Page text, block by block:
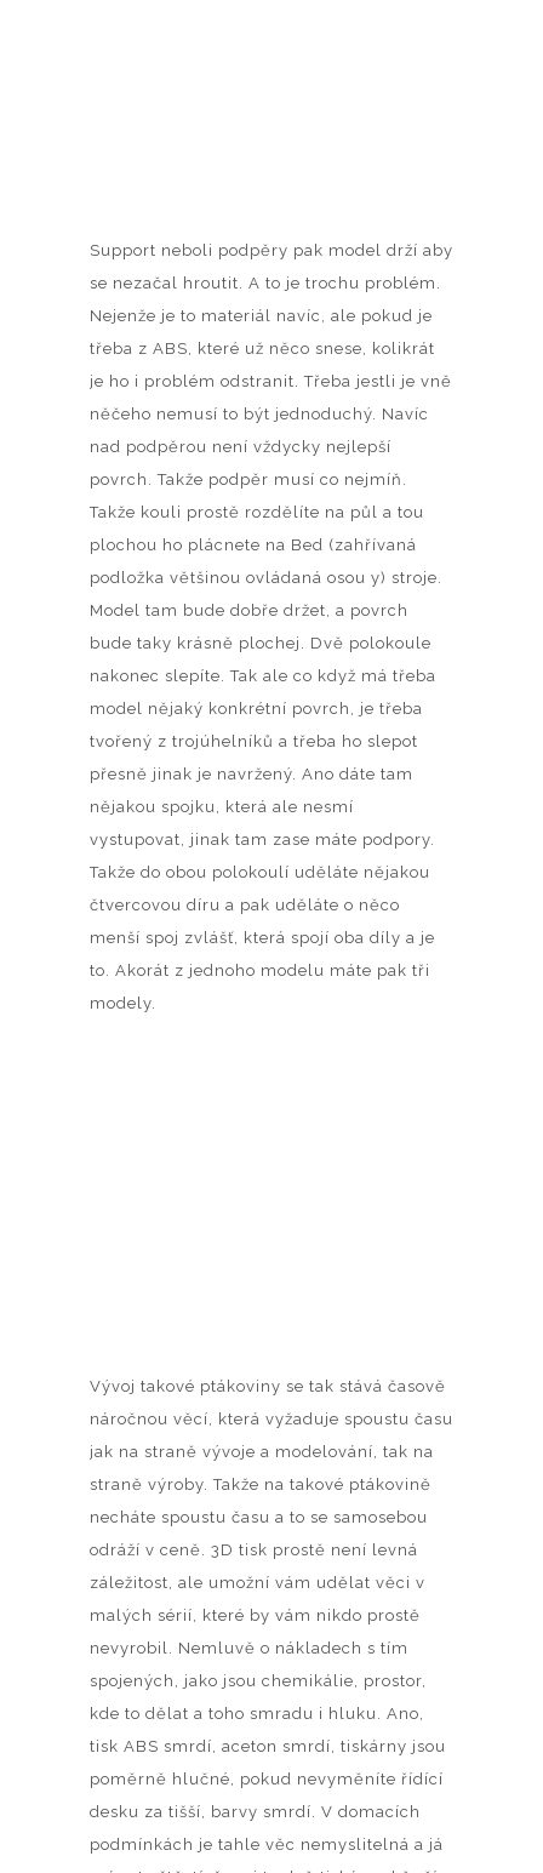
Support neboli podpěry pak model drží aby
se nezačal hroutit. A to je trochu problém.
Nejenže je to materiál navíc, ale pokud je
třeba z ABS, které už něco snese, kolikrát
je ho i problém odstranit. Třeba jestli je vně
něčeho nemusí to být jednoduchý. Navíc
nad podpěrou není vždycky nejlepší
povrch. Takže podpěr musí co nejmíň.
Takže kouli prostě rozdělíte na půl a tou
plochou ho plácnete na Bed (zahřívaná
podložka většinou ovládaná osou y) stroje.
Model tam bude dobře držet, a povrch
bude taky krásně plochej. Dvě polokoule
nakonec slepíte. Tak ale co když má třeba
model nějaký konkrétní povrch, je třeba
tvořený z trojúhelníků a třeba ho slepot
přesně jinak je navržený. Ano dáte tam
nějakou spojku, která ale nesmí
vystupovat, jinak tam zase máte podpory.
Takže do obou polokoulí uděláte nějakou
čtvercovou díru a pak uděláte o něco
menší spoj zvlášť, která spojí oba díly a je
to. Akorát z jednoho modelu máte pak tři
modely.
Vývoj takové ptákoviny se tak stává časově
náročnou věcí, která vyžaduje spoustu času
jak na straně vývoje a modelování, tak na
straně výroby. Takže na takové ptákovině
necháte spoustu času a to se samosebou
odráží v ceně. 3D tisk prostě není levná
záležitost, ale umožní vám udělat věci v
malých sérií, které by vám nikdo prostě
nevyrobil. Nemluvě o nákladech s tím
spojených, jako jsou chemikálie, prostor,
kde to dělat a toho smradu i hluku. Ano,
tisk ABS smrdí, aceton smrdí, tiskárny jsou
poměrně hlučné, pokud nevyměníte řídící
desku za tišší, barvy smrdí. V domacích
podmínkách je tahle věc nemyslitelná a já